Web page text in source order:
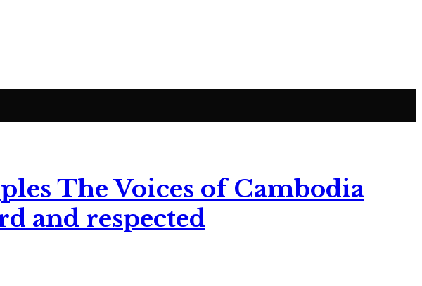
The Voices of Cambodia
and respected